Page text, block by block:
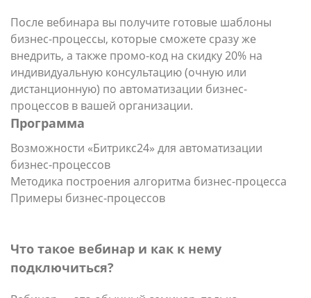
После вебинара вы получите готовые шаблоны
бизнес-процессы, которые сможете сразу же
внедрить, а также промо-код на скидку 20% на
индивидуальную консультацию (очную или
дистанционную) по автоматизации бизнес-
процессов в вашей организации.
Программа
Возможности «Битрикс24» для автоматизации
бизнес-процессов
Методика построения алгоритма бизнес-процесса
Примеры бизнес-процессов
Что такое вебинар и как к нему
подключиться?